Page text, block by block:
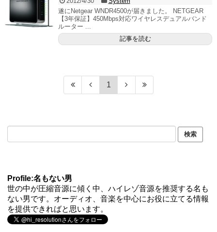
遂にNetgear WNDR4500が届きました。 NETGEAR
【3年保証】450Mbps対応ワイヤレスデュアルバンド
ルーター ...
記事を読む
1
Profile:名もない男
世の中が圧縮音源に傾く中、ハイレゾ音源を推奨する名も
ない男です。オーディオ、音楽を中心にお役に立てる情報
を提供できればと思います。